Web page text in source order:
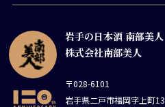
岩手の日本酒 南部美人
株式会社南部美人
〒028-6101
岩手県二戸市福岡字上町13